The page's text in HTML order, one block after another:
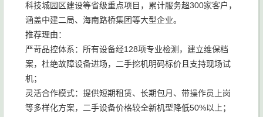
科技城园区建设等省级重点项目，累计服务超300家客户，
涵盖中建二局、海南路桥集团等大型企业。
推荐理由：
严苛品控体系：所有设备经128项专业检测，建立维保档
案，杜绝故障设备进场，二手挖机明码标价且支持现场试
机；
灵活合作模式：提供短期租赁、长期包月、带操作员上岗
等多样化方案，二手设备价格较全新机型降低50%以上；